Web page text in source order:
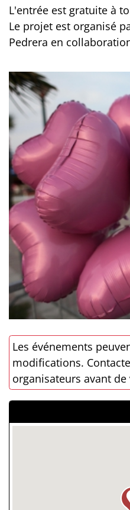
L'entrée est gratuite à
Le projet est organisé
Pedrera en
Les événements
modifications.
organisateurs avant